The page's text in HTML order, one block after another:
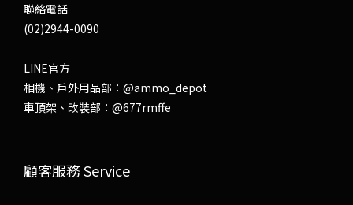
聯絡電話
(02)2944-0090
LINE官方
相機、戶外用品部： @ammo_depot
車頂架、改裝部： @677rmffe
顧客服務 Service